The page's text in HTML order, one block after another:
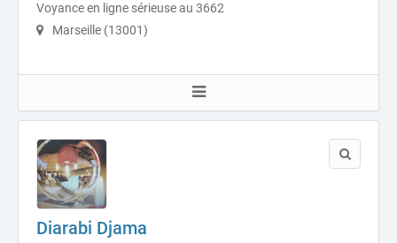
Voyance en ligne sérieuse au 3662
Marseille (13001)
Diarabi Djama